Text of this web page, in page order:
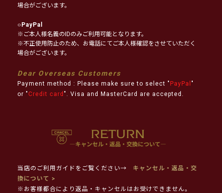
場合がございます。
○PayPal
※ご本人様名義のIDのみご利用可能となります。
※不正使用防止のため、お電話にてご本人様確認をさせていただく
場合がございます。
Dear Overseas Customers
Payment method : Please make sure to select " PayPal "
or " Credit card ". Visa and MasterCard are accepted.
当店のご利用ガイドをご覧ください→
キャンセル・返品・交
換について >
※お客様都合により返品・キャンセルはお受けできません。